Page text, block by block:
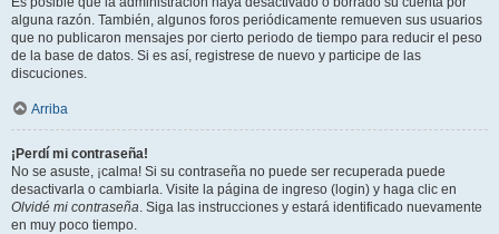
alguna razón. También, algunos foros periódicamente remueven sus usuarios
que no publicaron mensajes por cierto periodo de tiempo para reducir el peso
de la base de datos. Si es así, registrese de nuevo y participe de las
discuciones.
Arriba
¡Perdí mi contraseña!
No se asuste, ¡calma! Si su contraseña no puede ser recuperada puede
desactivarla o cambiarla. Visite la página de ingreso (login) y haga clic en
Olvidé mi contraseña. Siga las instrucciones y estará identificado nuevamente
en muy poco tiempo.